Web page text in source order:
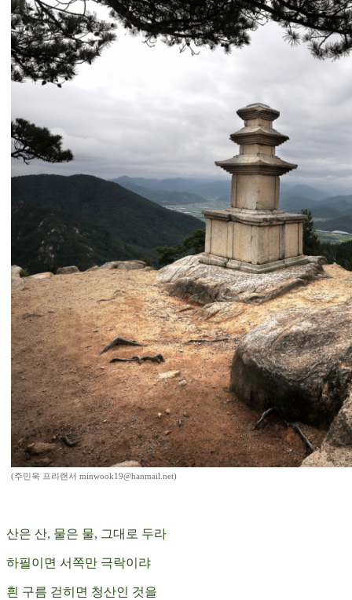
(주민욱 프리랜서 minwook19@hanmail.net)
산은 산, 물은 물, 그대로 두라
하필이면 서쪽만 극락이랴
흰 구름 걷히면 청산인 것을